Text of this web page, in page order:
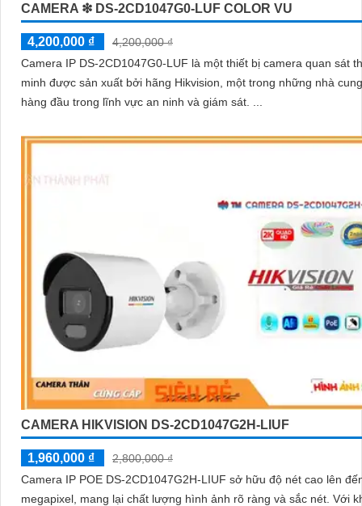
CAMERA ❇ DS-2CD1047G0-LUF COLOR VU
4,200,000 ₫
4,200,000 ₫
Camera IP DS-2CD1047G0-LUF là một thiết bị camera quan sát
minh được sản xuất bởi hãng Hikvision, một trong những nhà
hàng đầu trong lĩnh vực an ninh và giám sát. ...
CAMERA HIKVISION DS-2CD1047G2H-LIUF
1,960,000 ₫
2,800,000 ₫
Camera IP POE DS-2CD1047G2H-LIUF sở hữu độ nét cao lên
megapixel, mang lại chất lượng hình ảnh rõ ràng và sắc nét. Với khả năng